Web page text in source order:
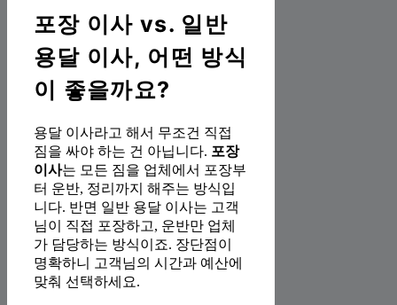
포장 이사 vs. 일반
용달 이사, 어떤 방식
이 좋을까요?
용달 이사라고 해서 무조건 직접
짐을 싸야 하는 건 아닙니다. 포장
이사는 모든 짐을 업체에서 포장부
터 운반, 정리까지 해주는 방식입
니다. 반면 일반 용달 이사는 고객
님이 직접 포장하고, 운반만 업체
가 담당하는 방식이죠. 장단점이
명확하니 고객님의 시간과 예산에
맞춰 선택하세요.